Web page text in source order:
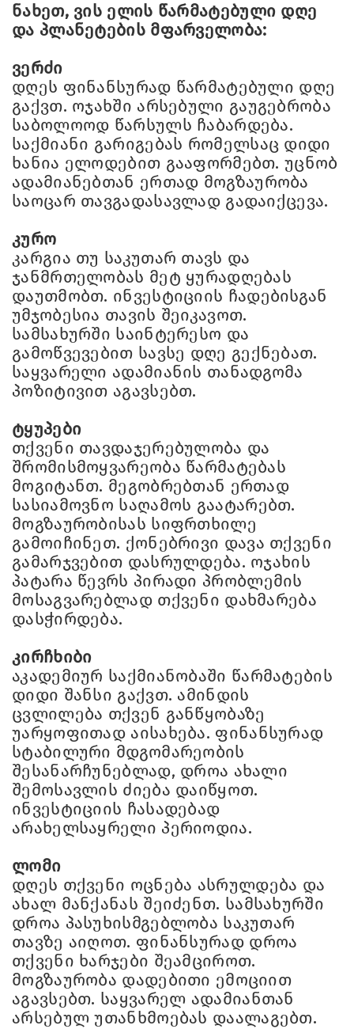
ნახეთ, ვის ელის წარმატებული დღე
და პლანეტების მფარველობა:
ვერძი
დღეს ფინანსურად წარმატებული დღე
გაქვთ. ოჯახში არსებული გაუგებრობა
საბოლოოდ წარსულს ჩაბარდება.
საქმიანი გარიგებას რომელსაც დიდი
ხანია ელოდებით გააფორმებთ. უცნობ
ადამიანებთან ერთად მოგზაურობა
საოცარ თავგადასავლად გადაიქცევა.
კურო
კარგია თუ საკუთარ თავს და
ჯანმრთელობას მეტ ყურადღებას
დაუთმობთ. ინვესტიციის ჩადებისგან
უმჯობესია თავის შეიკავოთ.
სამსახურში საინტერესო და
გამოწვევებით სავსე დღე გექნებათ.
საყვარელი ადამიანის თანადგომა
პოზიტივით აგავსებთ.
ტყუპები
თქვენი თავდაჯერებულობა და
შრომისმოყვარეობა წარმატებას
მოგიტანთ. მეგობრებთან ერთად
სასიამოვნო საღამოს გაატარებთ.
მოგზაურობისას სიფრთხილე
გამოიჩინეთ. ქონებრივი დავა თქვენი
გამარჯვებით დასრულდება. ოჯახის
პატარა წევრს პირადი პრობლემის
მოსაგვარებლად თქვენი დახმარება
დასჭირდება.
კირჩხიბი
აკადემიურ საქმიანობაში წარმატების
დიდი შანსი გაქვთ. ამინდის
ცვლილება თქვენ განწყობაზე
უარყოფითად აისახება. ფინანსურად
სტაბილური მდგომარეობის
შესანარჩუნებლად, დროა ახალი
შემოსავლის ძიება დაიწყოთ.
ინვესტიციის ჩასადებად
არახელსაყრელი პერიოდია.
ლომი
დღეს თქვენი ოცნება ასრულდება და
ახალ მანქანას შეიძენთ. სამსახურში
დროა პასუხისმგებლობა საკუთარ
თავზე აიღოთ. ფინანსურად დროა
თქვენი ხარჯები შეამციროთ.
მოგზაურობა დადებითი ემოციით
აგავსებთ. საყვარელ ადამიანთან
არსებულ უთანხმოებას დაალაგებთ.